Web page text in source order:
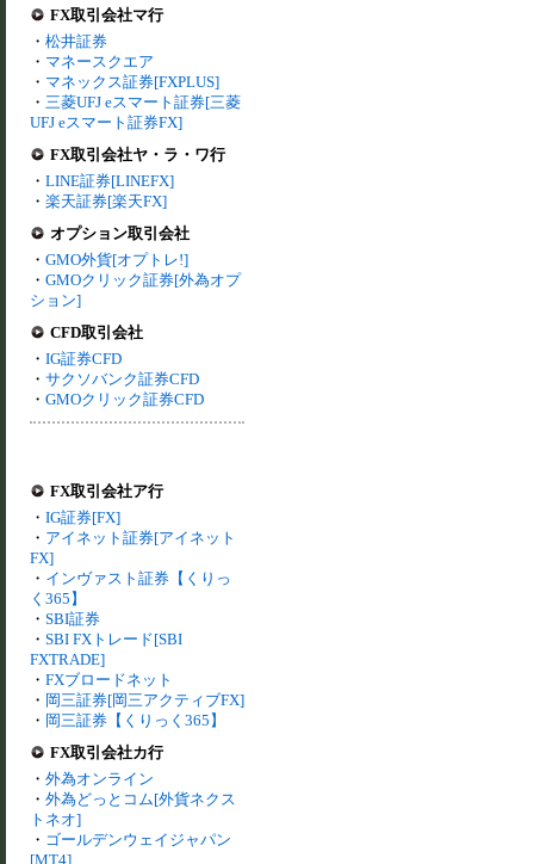
FX取引会社マ行
・ 松井証券
・ マネースクエア
・ マネックス証券[FXPLUS]
・ 三菱UFJ eスマート証券[三菱
UFJ eスマート証券FX]
FX取引会社ヤ・ラ・ワ行
・ LINE証券[LINEFX]
・ 楽天証券[楽天FX]
オプション取引会社
・ GMO外貨[オプトレ!]
・ GMOクリック証券[外為オプ
ション]
CFD取引会社
・ IG証券CFD
・ サクソバンク証券CFD
・ GMOクリック証券CFD
FX取引会社ア行
・ IG証券[FX]
・ アイネット証券[アイネット
FX]
・ インヴァスト証券【くりっ
く365】
・ SBI証券
・ SBI FXトレード[SBI
FXTRADE]
・ FXブロードネット
・ 岡三証券[岡三アクティブFX]
・ 岡三証券【くりっく365】
FX取引会社カ行
・ 外為オンライン
・ 外為どっとコム[外貨ネクス
トネオ]
・ ゴールデンウェイジャパン
[MT4]